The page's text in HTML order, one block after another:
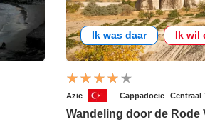
Ik was daar Ik wil
Azië Cappadocië Centraal
Wandeling door de Rode